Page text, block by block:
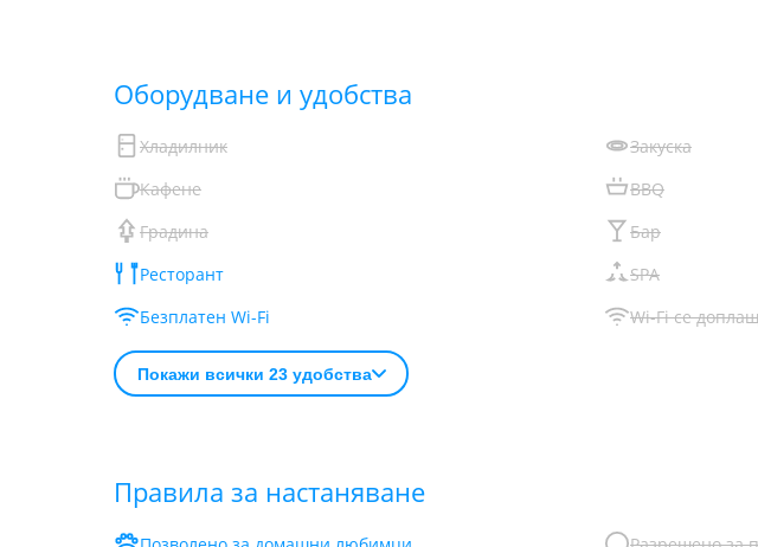
Обoрудване и удобства
Хладилник
Закуска
Кафене
BBQ
Градина
Бар
Ресторант
SPA
Безплатен Wi-Fi
Wi-Fi се
Покажи всички 23 удобства
Правила за настаняване